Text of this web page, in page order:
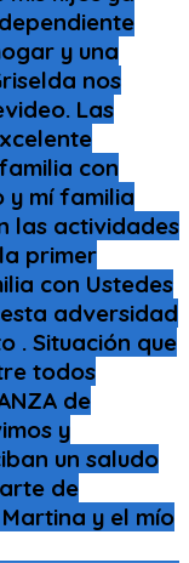
y una
nos
Las
con
y mí familia
las actividades
primer
con Ustedes
adversidad
. Situación que
todos
de
y
un saludo
de
y el mío